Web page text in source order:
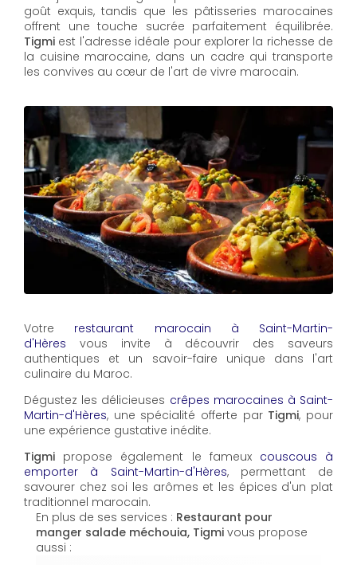
goût exquis, tandis que les pâtisseries marocaines
offrent une touche sucrée parfaitement équilibrée.
Tigmi est l'adresse idéale pour explorer la richesse de
la cuisine marocaine, dans un cadre qui transporte
les convives au cœur de l'art de vivre marocain.
Votre restaurant marocain à Saint-Martin-
d'Hères vous invite à découvrir des saveurs
authentiques et un savoir-faire unique dans l'art
culinaire du Maroc.
Dégustez les délicieuses crêpes marocaines à Saint-
Martin-d'Hères, une spécialité offerte par Tigmi, pour
une expérience gustative inédite.
Tigmi propose également le fameux couscous à
emporter à Saint-Martin-d'Hères, permettant de
savourer chez soi les arômes et les épices d'un plat
traditionnel marocain.
En plus de ses services : Restaurant pour
manger salade méchouia, Tigmi vous propose
aussi :